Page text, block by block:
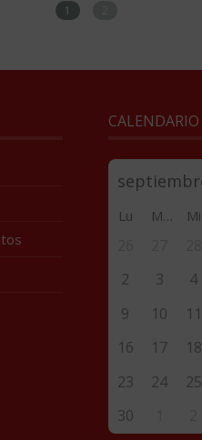
1
CALENDARIO
Lu Ma Mi
2
3 4
9
10 11
16
17 18
23
24 25
30